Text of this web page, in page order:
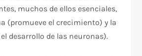
muchos de ellos esenciales,
(promueve el crecimiento) y la
desarrollo de las neuronas).